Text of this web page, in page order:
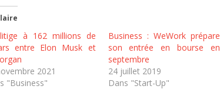
à 162 millions de
entre Elon Musk et
2021
"Business"
Business : WeWork prépare
son entrée en bourse en
septembre
24 juillet 2019
Dans "Start-Up"